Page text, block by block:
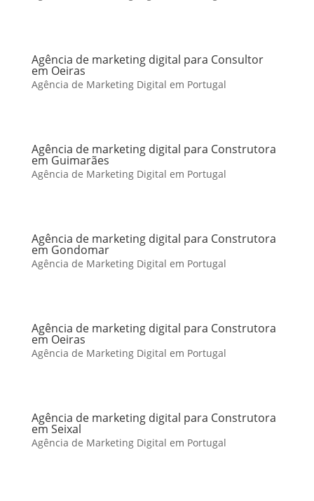
Agência de marketing digital para Consultor
em Oeiras
Agência de Marketing Digital em Portugal
Agência de marketing digital para Construtora
em Guimarães
Agência de Marketing Digital em Portugal
Agência de marketing digital para Construtora
em Gondomar
Agência de Marketing Digital em Portugal
Agência de marketing digital para Construtora
em Oeiras
Agência de Marketing Digital em Portugal
Agência de marketing digital para Construtora
em Seixal
Agência de Marketing Digital em Portugal